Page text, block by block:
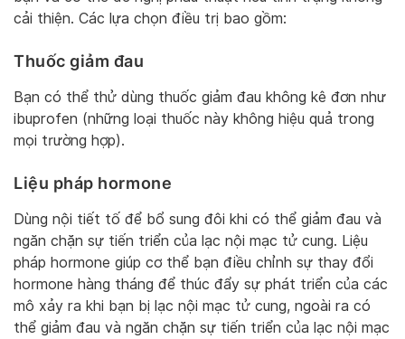
cải thiện. Các lựa chọn điều trị bao gồm:
Thuốc giảm đau
Bạn có thể thử dùng thuốc giảm đau không kê đơn như
ibuprofen (những loại thuốc này không hiệu quả trong
mọi trường hợp).
Liệu pháp hormone
Dùng nội tiết tố để bổ sung đôi khi có thể giảm đau và
ngăn chặn sự tiến triển của lạc nội mạc tử cung. Liệu
pháp hormone giúp cơ thể bạn điều chỉnh sự thay đổi
hormone hàng tháng để thúc đẩy sự phát triển của các
mô xảy ra khi bạn bị lạc nội mạc tử cung, ngoài ra có
thể giảm đau và ngăn chặn sự tiến triển của lạc nội mạc